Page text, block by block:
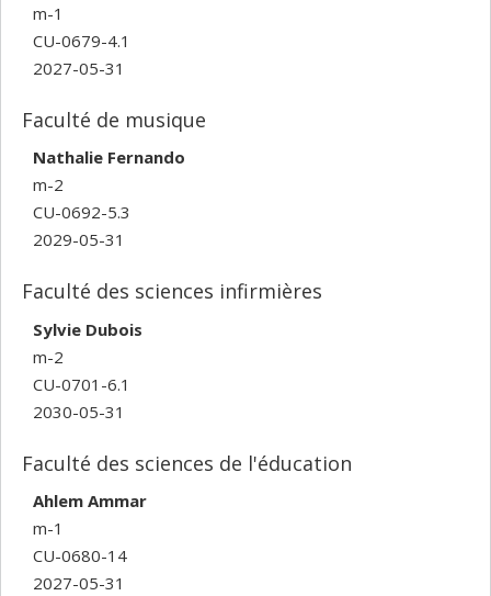
m-1
CU-0679-4.1
2027-05-31
Faculté de musique
Nathalie Fernando
m-2
CU-0692-5.3
2029-05-31
Faculté des sciences infirmières
Sylvie Dubois
m-2
CU-0701-6.1
2030-05-31
Faculté des sciences de l'éducation
Ahlem Ammar
m-1
CU-0680-14
2027-05-31